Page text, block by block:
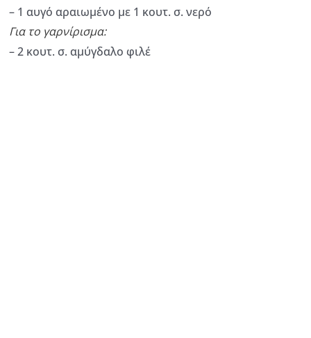
– 1 αυγό αραιωμένο με 1 κουτ. σ. νερό
Για το γαρνίρισμα:
– 2 κουτ. σ. αμύγδαλο φιλέ